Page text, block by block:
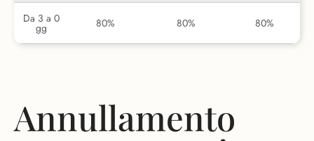
Da 3 a 0
gg 80% 80% 80%
Annullamento